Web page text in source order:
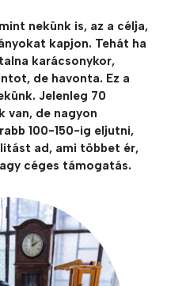
nekünk is, az a célja,
kapjon. Tehát ha
karácsonykor,
de havonta. Ez a
Jelenleg 70
van, de nagyon
100-150-ig eljutni,
ad, ami többet ér,
céges támogatás.